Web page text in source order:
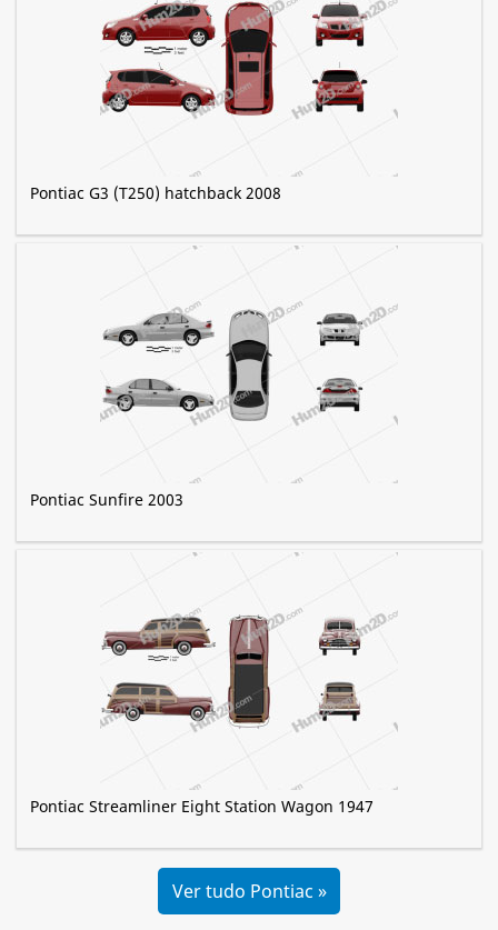
Pontiac G3 (T250) hatchback 2008
Pontiac Sunfire 2003
Pontiac Streamliner Eight Station Wagon 1947
Ver tudo Pontiac »